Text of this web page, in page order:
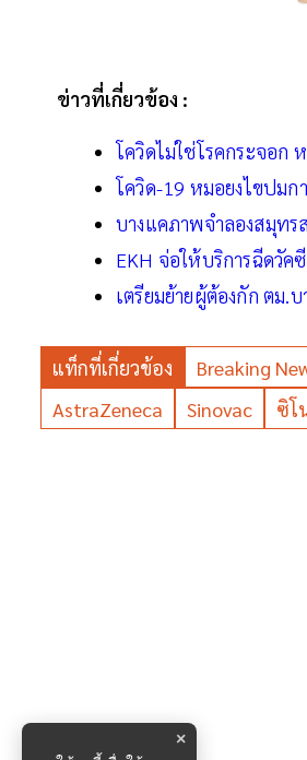
ข่าวที่เกี่ยวข้อง :
โควิดไม่ใช่โรคกระจอก
โควิด-19 หมอยงไขปมก
บางแคภาพจำลองสมุทร
EKH จ่อให้บริการฉีดวั
เตรียมย้ายผู้ต้องกัก ตม.
แท็กที่เกี่ยวข้อง Breaking
AstraZeneca
Sinovac ซิโ
×